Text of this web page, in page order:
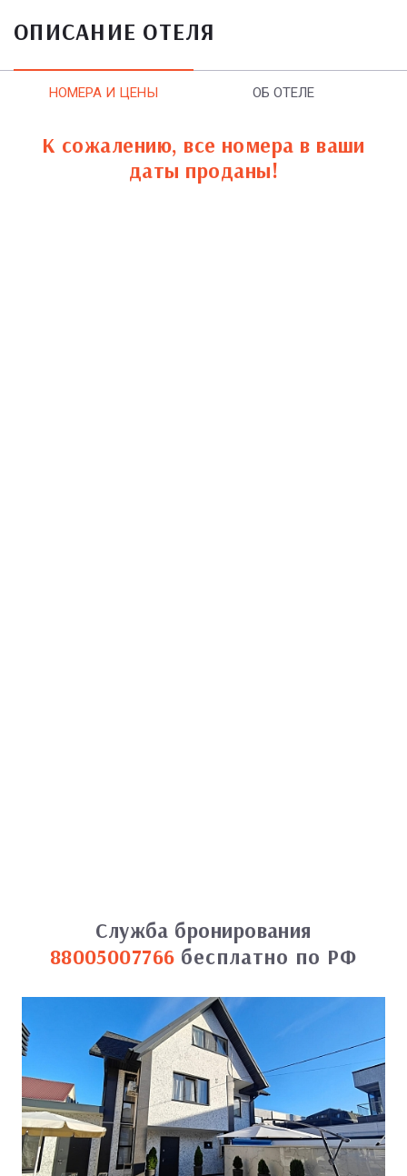
ОПИСАНИЕ ОТЕЛЯ
НОМЕРА И ЦЕНЫ ОБ ОТЕЛЕ
К сожалению, все номера в ваши
даты проданы!
Служба бронирования
88005007766 бесплатно по РФ